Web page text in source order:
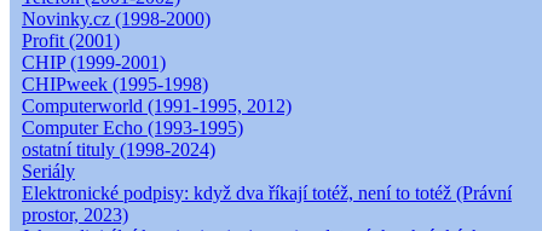
Novinky.cz (1998-2000)
Profit (2001)
CHIP (1999-2001)
CHIPweek (1995-1998)
Computerworld (1991-1995, 2012)
Computer Echo (1993-1995)
ostatní tituly (1998-2024)
Seriály
Elektronické podpisy: když dva říkají totéž, není to totéž (Právní
prostor, 2023)